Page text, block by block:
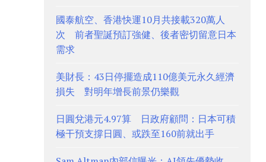
國泰航空、香港快運10月共接載320萬人
次 前者聖誕預訂強健、後者密切留意日本
需求
美財長：43日停擺造成110億美元永久經濟
損失 對明年增長前景仍樂觀
日圓兌港元4.97算 日政府顧問：日本可積
極干預支撐日圓、或跌至160前就出手